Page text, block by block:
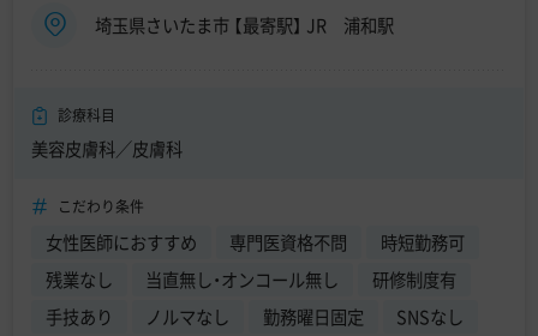
埼玉県さいたま市 【最寄駅】 JR 浦和駅
診療科目
美容皮膚科／皮膚科
こだわり条件
女性医師におすすめ 専門医資格不問
時短勤務可
残業なし
当直無し・オンコール無し
研修制度有
手技あり
ノルマなし 勤務曜日固定
SNSなし